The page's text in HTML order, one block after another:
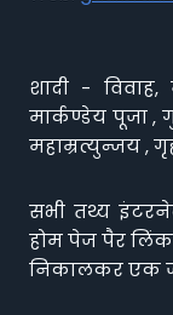
शादी -
मार्कण्डेय पूजा ,
महाम्रत्युन्जय ,
सभी तथ्य
होम पेज पैर
निकालकर एक